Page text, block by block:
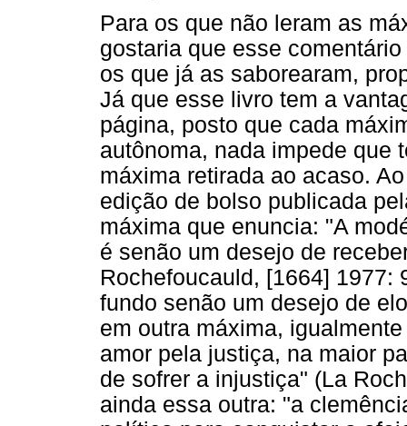
Para os que não leram as
gostaria que esse
os que já as saborearam,
Já que esse livro tem a
página, posto que cada
autônoma, nada impede que
máxima retirada ao acaso.
edição de bolso publicada
máxima que enuncia: "A
é senão um desejo de
Rochefoucauld, [1664] 1977:
fundo senão um desejo de
em outra máxima,
amor pela justiça, na maior
de sofrer a injustiça" (La
ainda essa outra: "a